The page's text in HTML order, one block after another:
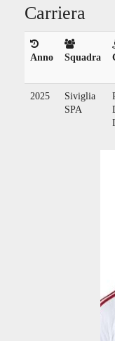
Carriera
Anno Squadra
2025
Siviglia
SPA